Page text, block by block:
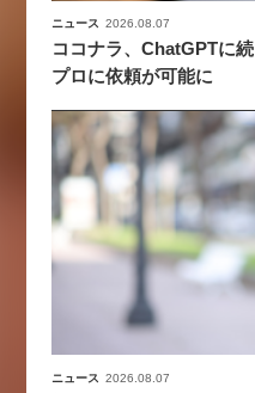
ニュース 2026.08.07
ココナラ、ChatGPTに
プロに依頼が可能に
ニュース 2026.08.07